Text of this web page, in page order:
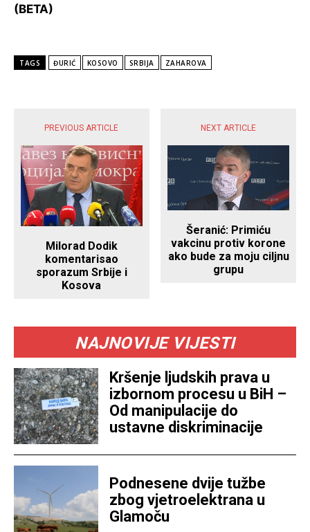
(BETA)
TAGS ĐURIĆ KOSOVO SRBIJA ZAHAROVA
PREVIOUS ARTICLE
Milorad Dodik
komentarisao
sporazum Srbije i
Kosova
NEXT ARTICLE
Šeranić: Primiću
vakcinu protiv korone
ako bude za moju ciljnu
grupu
NAJNOVIJE VIJESTI
Kršenje ljudskih prava u
izbornom procesu u BiH –
Od manipulacije do
ustavne diskriminacije
Podnesene dvije tužbe
zbog vjetroelektrana u
Glamoču